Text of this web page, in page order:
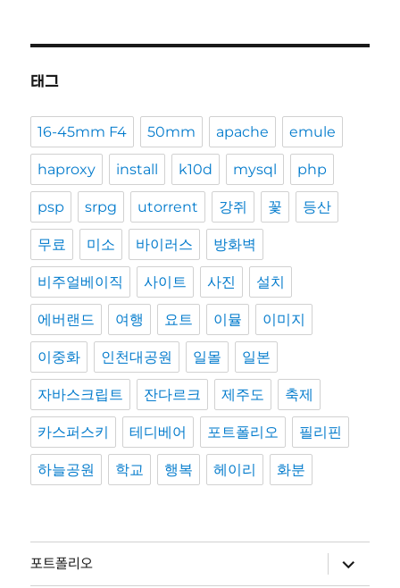
태그
16-45mm F4 50mm apache emule
haproxy install k10d mysql php
psp srpg utorrent 강쥐 꽃 등산
무료 미소 바이러스 방화벽
비주얼베이직 사이트 사진 설치
에버랜드 여행 요트 이뮬 이미지
이중화 인천대공원 일몰 일본
자바스크립트 잔다르크 제주도 축제
카스퍼스키 테디베어 포트폴리오 필리핀
하늘공원 학교 행복 헤이리 화분
포트폴리오
하
위